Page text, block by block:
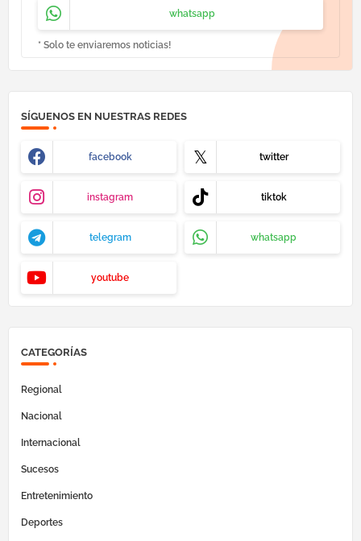
whatsapp
* Solo te enviaremos noticias!
SÍGUENOS EN NUESTRAS REDES
facebook twitter
instagram tiktok
telegram whatsapp
youtube
CATEGORÍAS
Regional
Nacional
Internacional
Sucesos
Entretenimiento
Deportes